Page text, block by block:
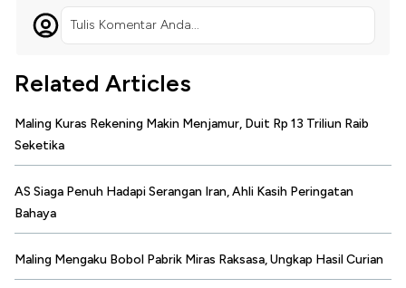
Tulis Komentar Anda...
Related Articles
Maling Kuras Rekening Makin Menjamur, Duit Rp 13 Triliun Raib
Seketika
AS Siaga Penuh Hadapi Serangan Iran, Ahli Kasih Peringatan
Bahaya
Maling Mengaku Bobol Pabrik Miras Raksasa, Ungkap Hasil Curian